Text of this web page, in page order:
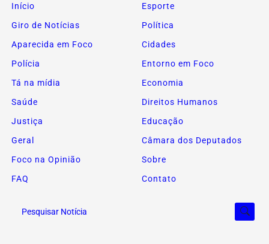
Início
Esporte
Giro de Notícias
Política
Aparecida em Foco
Cidades
Polícia
Entorno em Foco
Tá na mídia
Economia
Saúde
Direitos Humanos
Justiça
Educação
Geral
Câmara dos Deputados
Foco na Opinião
Sobre
FAQ
Contato
Pesquisar Notícia